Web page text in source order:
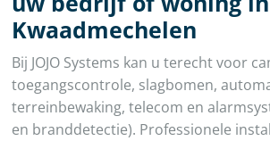
Kwaadmechelen
Bij JOJO Systems kan u terecht voor
toegangscontrole, slagbomen,
terreinbewaking, telecom en
en branddetectie). Professionele